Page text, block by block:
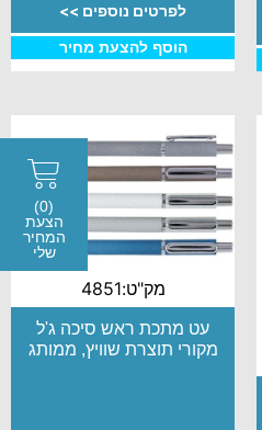
לפרטים נוספים >>
הוסף להצעת מחיר
מק"ט:4851
עט מתכת ראש סיכה ג'ל
מקורי תוצרת שוויץ, ממותג
(0)
הצעת
המחיר
שלי